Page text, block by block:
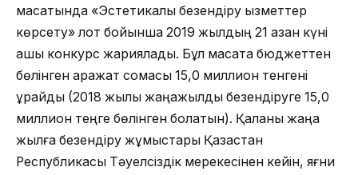
мақсатында «Эстетикалық безендіру қызметтер
көрсету» лот бойынша 2019 жылдың 21 қазан күні
ашық конкурс жариялады. Бұл мақсатқа бюджеттен
бөлінген қаражат сомасы 15,0 миллион тенгені
құрайды (2018 жылы жаңажылдық безендіруге 15,0
миллион теңге бөлінген болатын). Қаланы жаңа
жылға безендіру жұмыстары Қазақстан
Республикасы Тәуелсіздік мерекесінен кейін, яғни